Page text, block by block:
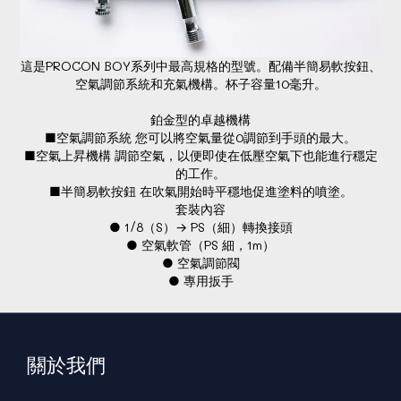
這是PROCON BOY系列中最高規格的型號。配備半簡易軟按鈕、
空氣調節系統和充氣機構。杯子容量10毫升。
鉑金型的卓越機構
■空氣調節系統 您可以將空氣量從0調節到手頭的最大。
■空氣上昇機構 調節空氣，以便即使在低壓空氣下也能進行穩定
的工作。
■半簡易軟按鈕 在吹氣開始時平穩地促進塗料的噴塗。
套裝內容
● 1/8（S）→ PS（細）轉換接頭
● 空氣軟管（PS 細，1m）
● 空氣調節閥
● 專用扳手
關於我們